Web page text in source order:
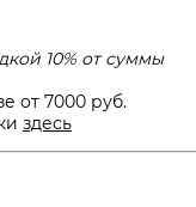
10% от суммы
от 7000 руб.
здесь